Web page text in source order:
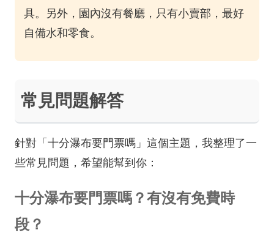
具。另外，園內沒有餐廳，只有小賣部，最好
自備水和零食。
常見問題解答
針對「十分瀑布要門票嗎」這個主題，我整理了一
些常見問題，希望能幫到你：
十分瀑布要門票嗎？有沒有免費時
段？